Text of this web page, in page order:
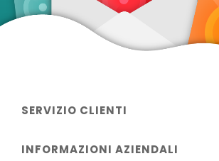
SERVIZIO CLIENTI
INFORMAZIONI AZIENDALI